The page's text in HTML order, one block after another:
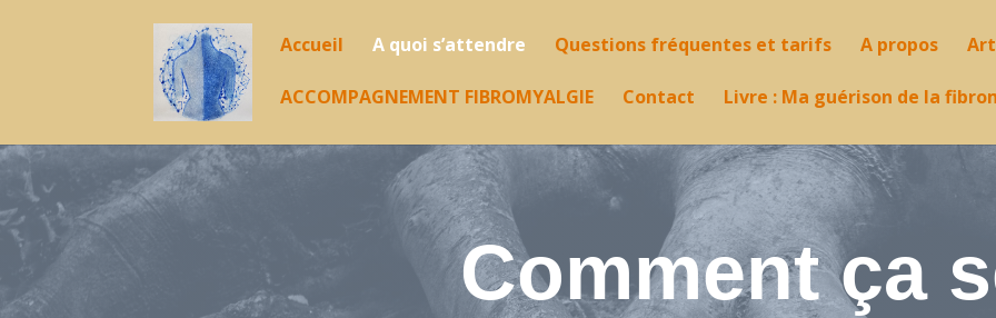
Accueil A quoi s’attendre Questions fréquentes et tarifs A propos
ACCOMPAGNEMENT FIBROMYALGIE Contact Livre : Ma guérison de la
Comment ça